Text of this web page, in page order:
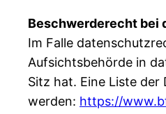
Beschwerderecht bei
Im Falle
Aufsichtsbehörde in
Sitz hat. Eine Liste
werden: https://